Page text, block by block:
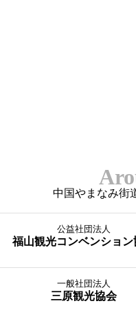
中国やまなみ街
公益社団法人
福山観光コンベンション
一般社団法人
三原観光協会